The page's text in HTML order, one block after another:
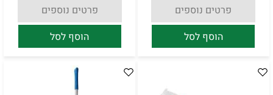
פרטים נוספים
הוסף לסל
פרטים נוספים
הוסף לסל